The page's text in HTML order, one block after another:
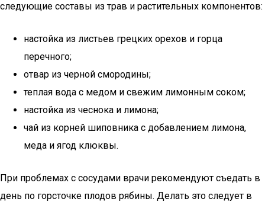
следующие составы из трав и растительных компонентов:
настойка из листьев грецких орехов и горца
перечного;
отвар из черной смородины;
теплая вода с медом и свежим лимонным соком;
настойка из чеснока и лимона;
чай из корней шиповника с добавлением лимона,
меда и ягод клюквы.
При проблемах с сосудами врачи рекомендуют съедать в
день по горсточке плодов рябины. Делать это следует в